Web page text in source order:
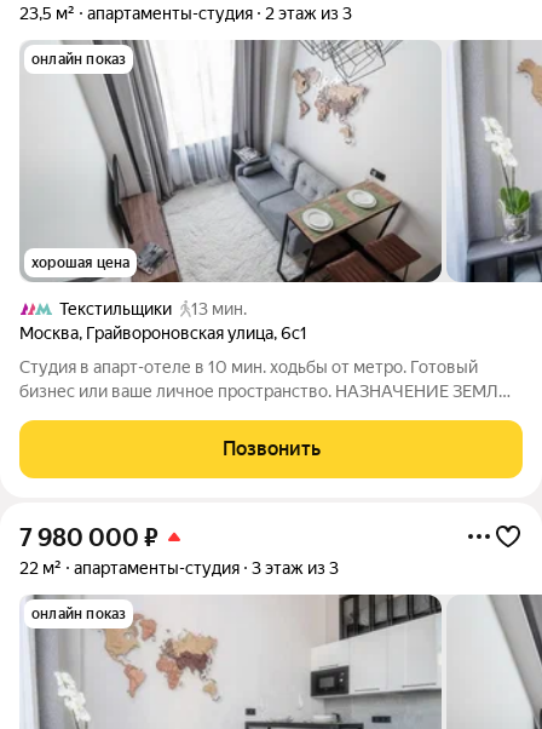
23,5 м² апартаменты-студия 2 этаж из 3
онлайн показ
хорошая цена
Текстильщики
13 мин.
Москва, Грайвороновская улица,6с1
Студия в апарт-отеле в 10 мин. ходьбы от метро. Готовый
бизнес или ваше личное пространство. НАЗHАЧEНИЕ ЗEМЛИ
идеальный вариант для: Инвесторов, ищущих готовый
арендный бизнес с высоким доходом или для
Позвонить
7 980 000 ₽
22 м² апартаменты-студия 3 этаж из 3
онлайн показ